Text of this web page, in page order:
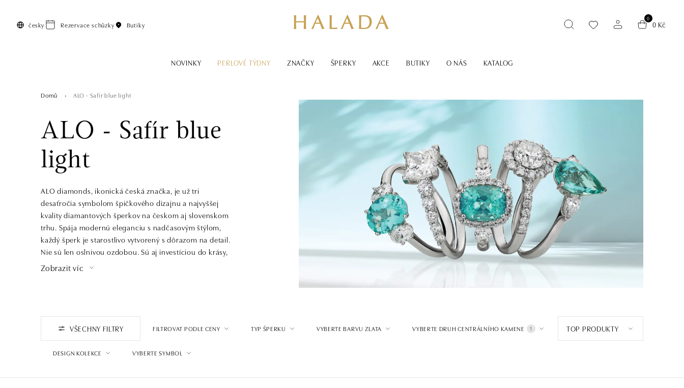
česky Rezervace schůzky Butiky
0
0 Kč
NOVINKY PERLOVÉ TÝDNY ZNAČKY ŠPERKY AKCE BUTIKY O NÁS KATALOG
Domů ALO - Safír blue light
ALO - Safír blue
light
ALO diamonds, ikonická česká značka, je už tri
desaťročia symbolom špičkového dizajnu a najvyššej
kvality diamantových šperkov na českom aj slovenskom
trhu. Spája modernú eleganciu s nadčasovým štýlom,
každý šperk je starostlivo vytvorený s dôrazom na detail.
Nie sú len oslnivou ozdobou. Sú aj investíciou do krásy,
ktorá pretrvá generácie a dedičstvom, ktoré ocenia
Zobrazit víc
VŠECHNY FILTRY FILTROVAT PODLE CENY TYP ŠPERKU VYBERTE BARVU ZLATA VYBERTE DRUH CENTRÁLNÍHO KAMENE 1
DESIGN KOLEKCE VYBERTE SYMBOL
TOP PRODUKTY